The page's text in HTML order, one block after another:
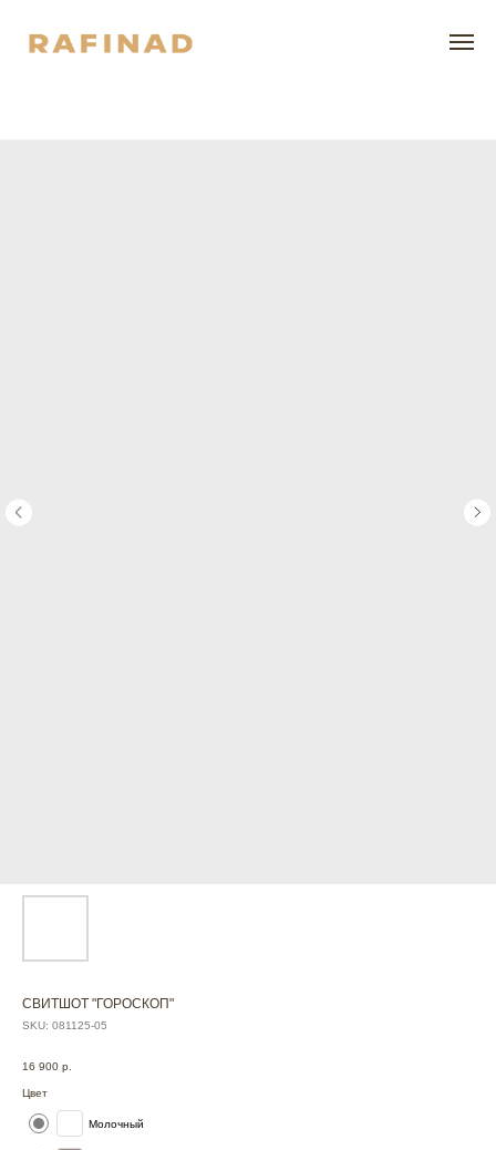
СВИТШОТ "ГОРОСКОП"
SKU: 081125-05
16 900 р.
Цвет
Молочный